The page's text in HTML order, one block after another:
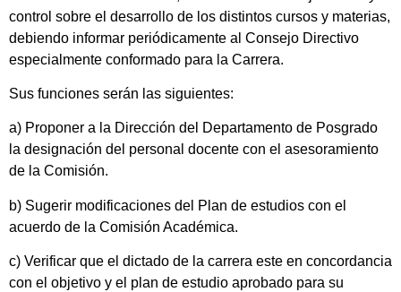
control sobre el desarrollo de los distintos cursos y materias,
debiendo informar periódicamente al Consejo Directivo
especialmente conformado para la Carrera.
Sus funciones serán las siguientes:
a) Proponer a la Dirección del Departamento de Posgrado
la designación del personal docente con el asesoramiento
de la Comisión.
b) Sugerir modificaciones del Plan de estudios con el
acuerdo de la Comisión Académica.
c) Verificar que el dictado de la carrera este en concordancia
con el objetivo y el plan de estudio aprobado para su